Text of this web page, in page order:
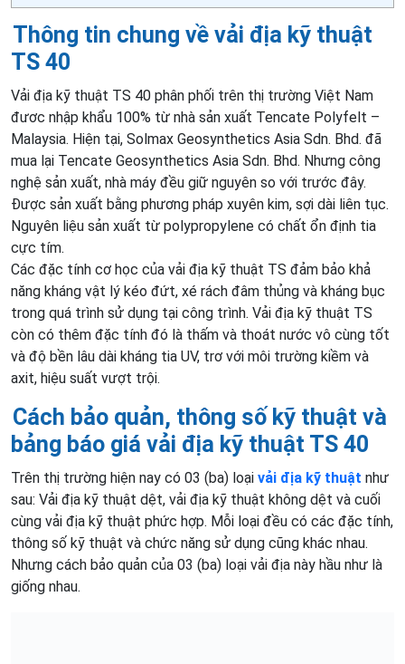
Thông tin chung về vải địa kỹ thuật
TS 40
Vải địa kỹ thuật TS 40 phân phối trên thị trường Việt Nam
đươc nhập khẩu 100% từ nhà sản xuất Tencate Polyfelt –
Malaysia. Hiện tại, Solmax Geosynthetics Asia Sdn. Bhd. đã
mua lại Tencate Geosynthetics Asia Sdn. Bhd. Nhưng công
nghệ sản xuất, nhà máy đều giữ nguyên so với trước đây​.
Được sản xuất bằng phương pháp xuyên kim, sợi dài liên tục.
Nguyên liệu sản xuất từ ​​polypropylene có chất ổn định tia
cực tím.
Các đặc tính cơ học của vải địa kỹ thuật TS đảm bảo khả
năng kháng vật lý kéo đứt, xé rách đâm thủng và kháng bục
trong quá trình sử dụng tại công trình. Vải địa kỹ thuật TS
còn có thêm đặc tính đó là thấm và thoát nước vô cùng tốt
và độ bền lâu dài kháng tia UV, trơ với môi trường kiềm và
axit, hiệu suất vượt trội.
Cách bảo quản, thông số kỹ thuật và
bảng báo giá vải địa kỹ thuật TS 40
Trên thị trường hiện nay có 03 (ba) loại vải địa kỹ thuật như
sau: Vải địa kỹ thuật dệt, vải địa kỹ thuật không dệt và cuối
cùng vải địa kỹ thuật phức hợp. Mỗi loại đều có các đặc tính,
thông số kỹ thuật và chức năng sử dụng cũng khác nhau.
Nhưng cách bảo quản của 03 (ba) loại vải địa này hầu như là
giống nhau.